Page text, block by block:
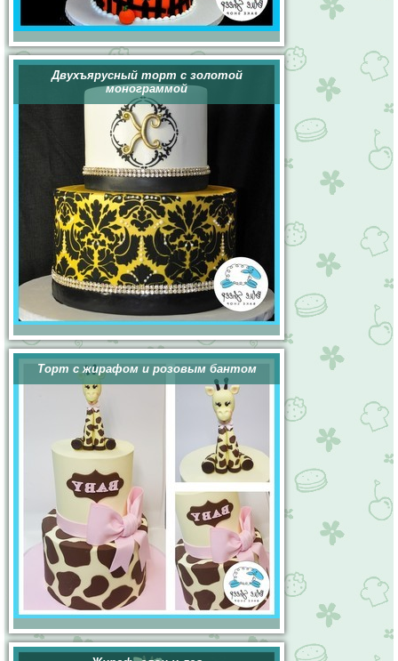
Двухъярусный торт с золотой
монограммой
Торт с жирафом и розовым бантом